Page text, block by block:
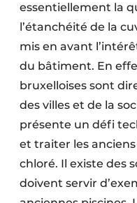
essentiellement la
l’étanchéité de la
mis en avant
du bâtiment. En
bruxelloises sont
des villes et de la
présente un défi
et traiter les
chloré. Il existe des
doivent servir